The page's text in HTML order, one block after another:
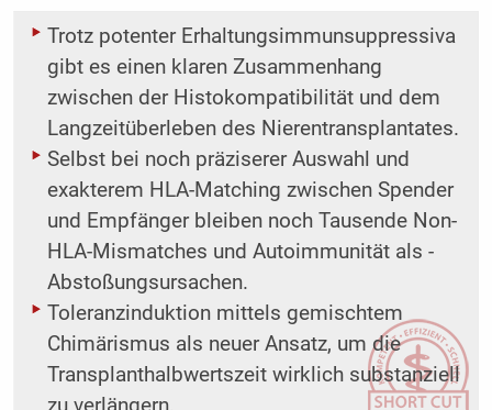
Trotz potenter Erhaltungsimmunsuppressiva
gibt es einen klaren Zusammenhang
zwischen der Histokompatibilität und dem
Langzeitüberleben des Nieren­transplantates.
Selbst bei noch präziserer Auswahl und
exakterem HLA-Matching zwischen Spender
und Empfänger bleiben noch Tausende Non-
HLA-Mismatches und Autoimmunität als ­
Abstoßungsursachen.
Toleranzinduktion mittels gemischtem
Chimärismus als neuer Ansatz, um die
Transplanthalbwertszeit wirklich substanziell